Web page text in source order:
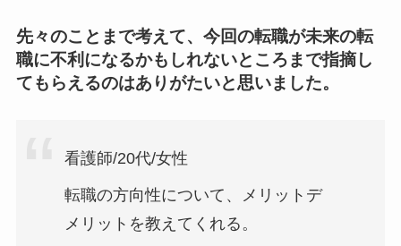
先々のことまで考えて、今回の転職が未来の転
職に不利になるかもしれないところまで指摘し
てもらえるのはありがたいと思いました。
看護師/20代/女性
転職の方向性について、メリットデ
メリットを教えてくれる。